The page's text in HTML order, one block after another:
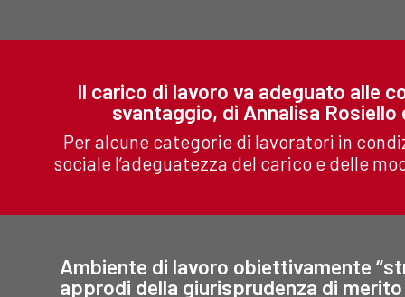
ll carico di lavoro va adeguato alle
svantaggio, di Annalisa
Per alcune categorie di lavoratori in
sociale l’adeguatezza del carico e delle
Ambiente di lavoro obiettivamente
approdi della giurisprudenza di